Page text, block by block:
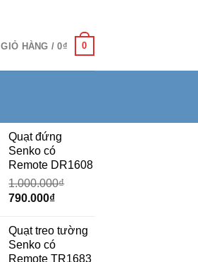
GIỎ HÀNG /0₫ 0
Quạt đứng
Senko có
Remote DR1608
1.000.000₫
Giá
là:
1.000.000₫.
790.000₫Giá
tại
là:
790.000₫.
Quạt treo tường
Senko có
Remote TR1683